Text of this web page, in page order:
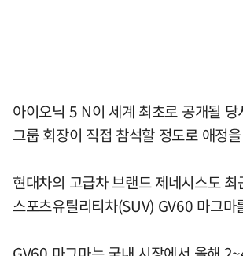
아이오닉 5 N이 세계 최초로 공개될
그룹 회장이 직접 참석할 정도로 애정
현대차의 고급차 브랜드 제네시스도 최
스포츠유틸리티차(SUV) GV60 마그마